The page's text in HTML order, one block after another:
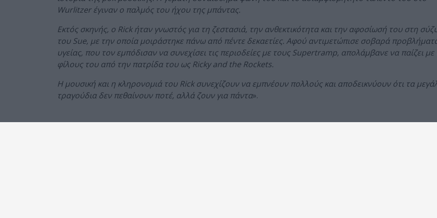
Wurlitzer έγιναν ο παλμός του ήχου της μπάντας.
Εκτός σκηνής, ο Rick ήταν γνωστός για τη ζεστασιά, την ανθεκτικότητα και την αφοσίωσή του στη
του Sue, με την οποία μοιράστηκε πάνω από πέντε δεκαετίες. Αφού αντιμετώπισε σοβαρά
υγείας, που τον εμπόδισαν να συνεχίσει τις περιοδείες με τους Supertramp, απολάμβανε να παίζει με
φίλους του από την πατρίδα του ως Ricky and the Rockets.
Η μουσική και η κληρονομιά του Rick συνεχίζουν να εμπνέουν πολλούς και αποδεικνύουν ότι τα
τραγούδια δεν πεθαίνουν ποτέ, αλλά ζουν για πάντα».